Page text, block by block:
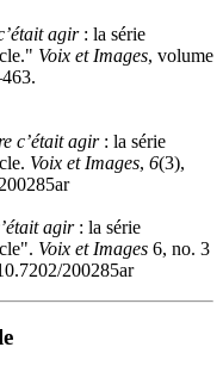
agir: la série
Voix et Images, volume
c’était agir: la série
Voix et Images, 6(3),
agir: la série
Voix et Images 6, no. 3
200285ar